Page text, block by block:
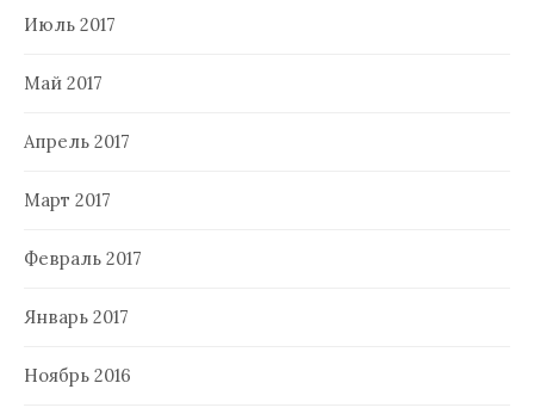
Июль 2017
Май 2017
Апрель 2017
Март 2017
Февраль 2017
Январь 2017
Ноябрь 2016